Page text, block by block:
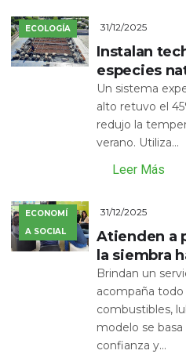
ECOLOGÍA 31/12/2025
Instalan
especies
Un sistema
alto retuvo el
redujo la
verano. Utiliza...
Leer Más
ECONOMÍ
A SOCIAL
31/12/2025
Atienden a
la siembra
Brindan un
acompaña
combustibles,
modelo se
confianza y...